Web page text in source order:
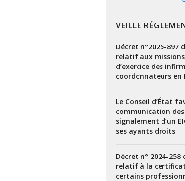
VEILLE
Décret n°2025-897
relatif aux
d’exercice des
coordonnateurs en
Le Conseil d’État
communication
signalement d’un
ses ayants droits
Décret n° 2024-258
relatif à la
certains